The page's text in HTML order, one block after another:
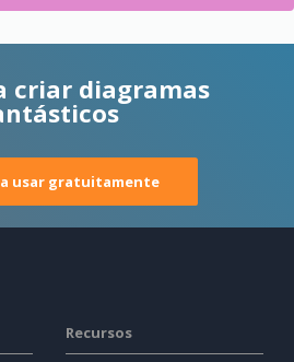
criar diagramas
a usar gratuitamente
Recursos